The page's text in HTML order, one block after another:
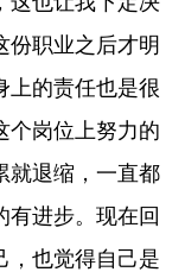
份职业之后才明
上的责任也是很
个岗位上努力的
就退缩，一直都
有进步。现在回
，也觉得自己是